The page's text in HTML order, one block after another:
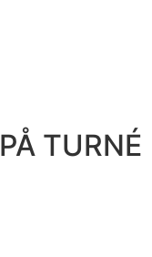
TURNÉ